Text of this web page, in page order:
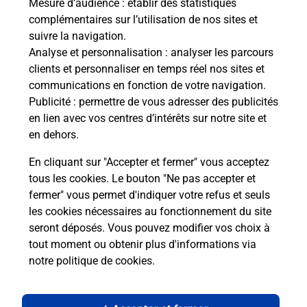
Mesure d’audience : établir des statistiques
complémentaires sur l’utilisation de nos sites et
suivre la navigation.
Analyse et personnalisation : analyser les parcours
clients et personnaliser en temps réel nos sites et
communications en fonction de votre navigation.
Publicité : permettre de vous adresser des publicités
en lien avec vos centres d’intérêts sur notre site et
en dehors.
En cliquant sur "Accepter et fermer" vous acceptez
tous les cookies. Le bouton "Ne pas accepter et
fermer" vous permet d'indiquer votre refus et seuls
les cookies nécessaires au fonctionnement du site
seront déposés. Vous pouvez modifier vos choix à
tout moment ou obtenir plus d'informations via
notre politique de cookies.
Boîte aux lettres La Poste
Prochaine collecte du courriermardià 07h30
1 Rue De La Torche
28630 Barjouville
Le lien s'ouvre dans un nouvel onglet
Localiser Liste Boîtes aux lettres Eure-et-Loir Barjouville